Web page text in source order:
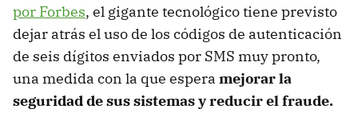
por Forbes, el gigante tecnológico tiene previsto
dejar atrás el uso de los códigos de autenticación
de seis dígitos enviados por SMS muy pronto,
una medida con la que espera mejorar la
seguridad de sus sistemas y reducir el fraude.